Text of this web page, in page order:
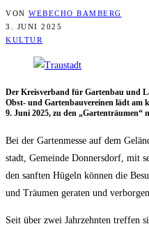
VON WEBECHO BAMBERG
3. JUNI 2025
KULTUR
Der Kreis­ver­band für Gar­ten­bau und
Obst- und Gar­ten­bau­ver­ei­nen lädt am
9. Juni 2025, zu den „Gar­ten­träu­men“
Bei der Gar­ten­mes­se auf dem
stadt, Gemein­de Don­ners­dorf, mit
den sanf­ten Hügeln kön­nen die
und Träu­men gera­ten und
Seit über zwei Jahr­zehn­ten tref­fen